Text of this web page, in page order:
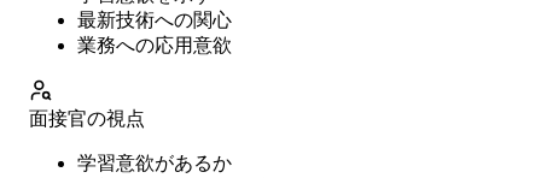
最新技術への関心
業務への応用意欲
面接官の視点
学習意欲があるか